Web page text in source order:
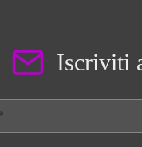
Iscriviti